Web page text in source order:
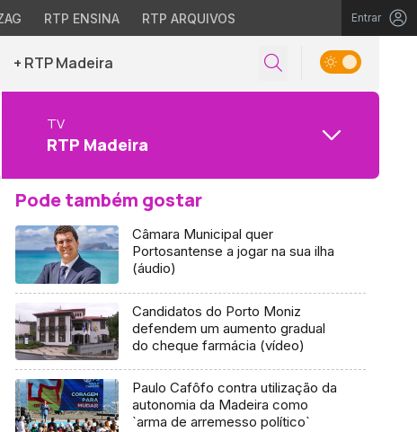
RTP ENSINA RTP ARQUIVOS Entrar
+ RTP Madeira
TV
RTP Madeira
Pode também gostar
Câmara Municipal quer
Portosantense a jogar na sua ilha
(áudio)
Candidatos do Porto Moniz
defendem um aumento gradual
do cheque farmácia (vídeo)
Paulo Cafôfo contra utilização da
autonomia da Madeira como
`arma de arremesso político`